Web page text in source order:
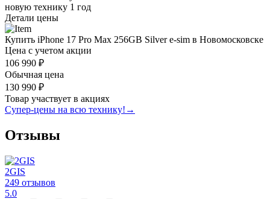
новую технику 1 год
Детали цены
Купить iPhone 17 Pro Max 256GB Silver e-sim в Новомосковске
Цена с учетом акции
106 990 ₽
Обычная цена
130 990 ₽
Товар участвует в акциях
Супер-цены на всю технику! →
Отзывы
2GIS
249 отзывов
5.0